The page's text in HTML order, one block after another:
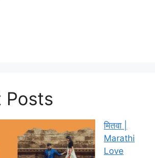
Posts
मितवा |
Marathi
Love